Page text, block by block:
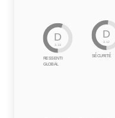
D
3.33
RESSENTI
GLOBAL
D
3.12
SÉCURITÉ